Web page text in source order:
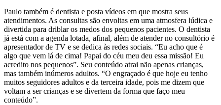
Paulo também é dentista e posta vídeos em que mostra seus
atendimentos. As consultas são envoltas em uma atmosfera lúdica e
divertida para driblar os medos dos pequenos pacientes. O dentista
já está com a agenda lotada, afinal, além de atender no consultório é
apresentador de TV e se dedica às redes sociais. “Eu acho que é
algo que vem lá de cima! Papai do céu meu deu essa missão! Eu
acredito nos pequenos”. Seu conteúdo atrai não apenas crianças,
mas também inúmeros adultos. “O engraçado é que hoje eu tenho
muitos seguidores adultos e da terceira idade, pois me dizem que
voltam a ser crianças e se divertem da forma que faço meu
conteúdo”.